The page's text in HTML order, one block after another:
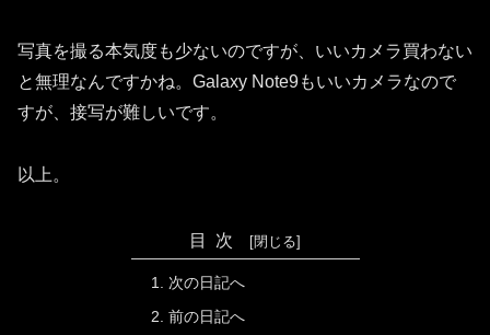
写真を撮る本気度も少ないのですが、いいカメラ買わない
と無理なんですかね。Galaxy Note9もいいカメラなので
すが、接写が難しいです。
以上。
目次
次の日記へ
前の日記へ